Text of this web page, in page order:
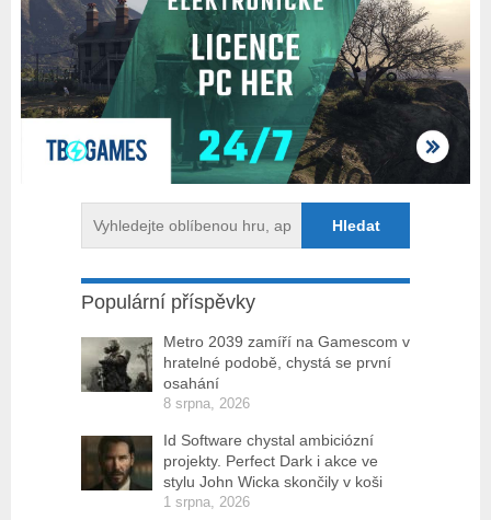
Populární příspěvky
Metro 2039 zamíří na Gamescom v
hratelné podobě, chystá se první
osahání
8 srpna, 2026
Id Software chystal ambiciózní
projekty. Perfect Dark i akce ve
stylu John Wicka skončily v koši
1 srpna, 2026